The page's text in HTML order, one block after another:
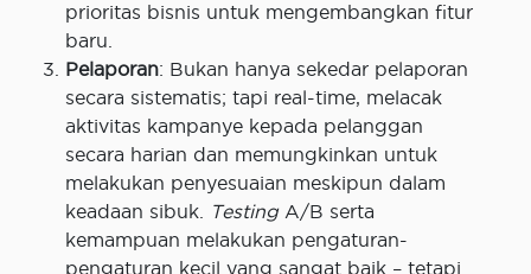
prioritas bisnis untuk mengembangkan fitur
baru.
Pelaporan: Bukan hanya sekedar pelaporan
secara sistematis; tapi real-time, melacak
aktivitas kampanye kepada pelanggan
secara harian dan memungkinkan untuk
melakukan penyesuaian meskipun dalam
keadaan sibuk.
TestingA/B serta
kemampuan melakukan pengaturan-
pengaturan kecil yang sangat baik – tetapi